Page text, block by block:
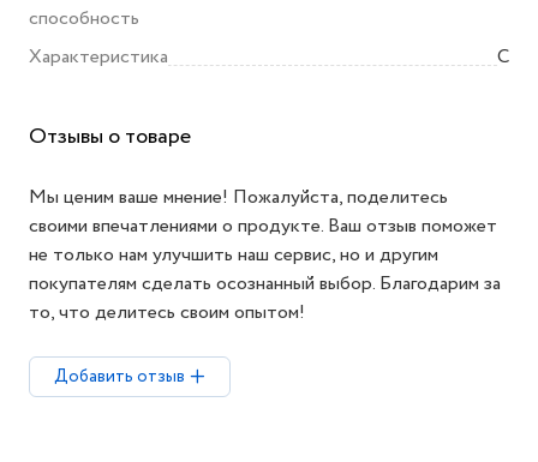
способность
Характеристика C
Отзывы о товаре
Мы ценим ваше мнение! Пожалуйста, поделитесь
своими впечатлениями о продукте. Ваш отзыв поможет
не только нам улучшить наш сервис, но и другим
покупателям сделать осознанный выбор. Благодарим за
то, что делитесь своим опытом!
Добавить отзыв